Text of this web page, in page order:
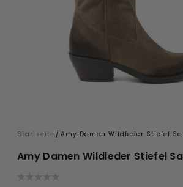
Startseite / Amy Damen Wildleder Stiefel
Amy Damen Wildleder Stiefel